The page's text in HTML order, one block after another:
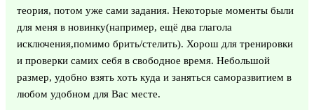
теория, потом уже сами задания. Некоторые моменты были
для меня в новинку(например, ещё два глагола
исключения,помимо брить/стелить). Хорош для тренировки
и проверки самих себя в свободное время. Небольшой
размер, удобно взять хоть куда и заняться саморазвитием в
любом удобном для Вас месте.